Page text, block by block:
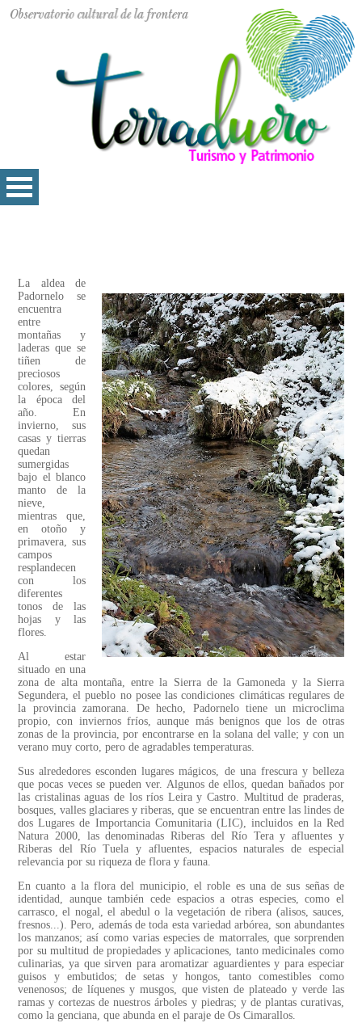
La aldea de
Padornelo se
encuentra
entre
montañas y
laderas que se
tiñen de
preciosos
colores, según
la época del
año. En
invierno, sus
casas y tierras
quedan
sumergidas
bajo el blanco
manto de la
nieve,
mientras que,
en otoño y
primavera, sus
campos
resplandecen
con los
diferentes
tonos de las
hojas y las
flores.
Al estar
situado en una
zona de alta montaña, entre la Sierra de la Gamoneda y la Sierra
Segundera, el pueblo no posee las condiciones climáticas regulares de
la provincia zamorana. De hecho, Padornelo tiene un microclima
propio, con inviernos fríos, aunque más benignos que los de otras
zonas de la provincia, por encontrarse en la solana del valle; y con un
verano muy corto, pero de agradables temperaturas.
Sus alrededores esconden lugares mágicos, de una frescura y belleza
que pocas veces se pueden ver. Algunos de ellos, quedan bañados por
las cristalinas aguas de los ríos Leira y Castro. Multitud de praderas,
bosques, valles glaciares y riberas, que se encuentran entre las lindes de
dos Lugares de Importancia Comunitaria (LIC), incluidos en la Red
Natura 2000, las denominadas Riberas del Río Tera y afluentes y
Riberas del Río Tuela y afluentes, espacios naturales de especial
relevancia por su riqueza de flora y fauna.
En cuanto a la flora del municipio, el roble es una de sus señas de
identidad, aunque también cede espacios a otras especies, como el
carrasco, el nogal, el abedul o la vegetación de ribera (alisos, sauces,
fresnos...). Pero, además de toda esta variedad arbórea, son abundantes
los manzanos; así como varias especies de matorrales, que sorprenden
por su multitud de propiedades y aplicaciones, tanto medicinales como
culinarias, ya que sirven para aromatizar aguardientes y para especiar
guisos y embutidos; de setas y hongos, tanto comestibles como
venenosos; de líquenes y musgos, que visten de plateado y verde las
ramas y cortezas de nuestros árboles y piedras; y de plantas curativas,
como la genciana, que abunda en el paraje de Os Cimarallos.